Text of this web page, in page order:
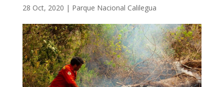
28 Oct, 2020 | Parque Nacional Calilegua